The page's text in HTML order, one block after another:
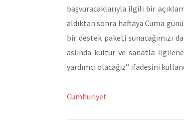
başvuracaklarıyla ilgili bir
aldıktan sonra haftaya Cuma
bir destek paketi sunacağımızı
aslında kültür ve sanatla
yardımcı olacağız” ifadesini
Cumhuriyet